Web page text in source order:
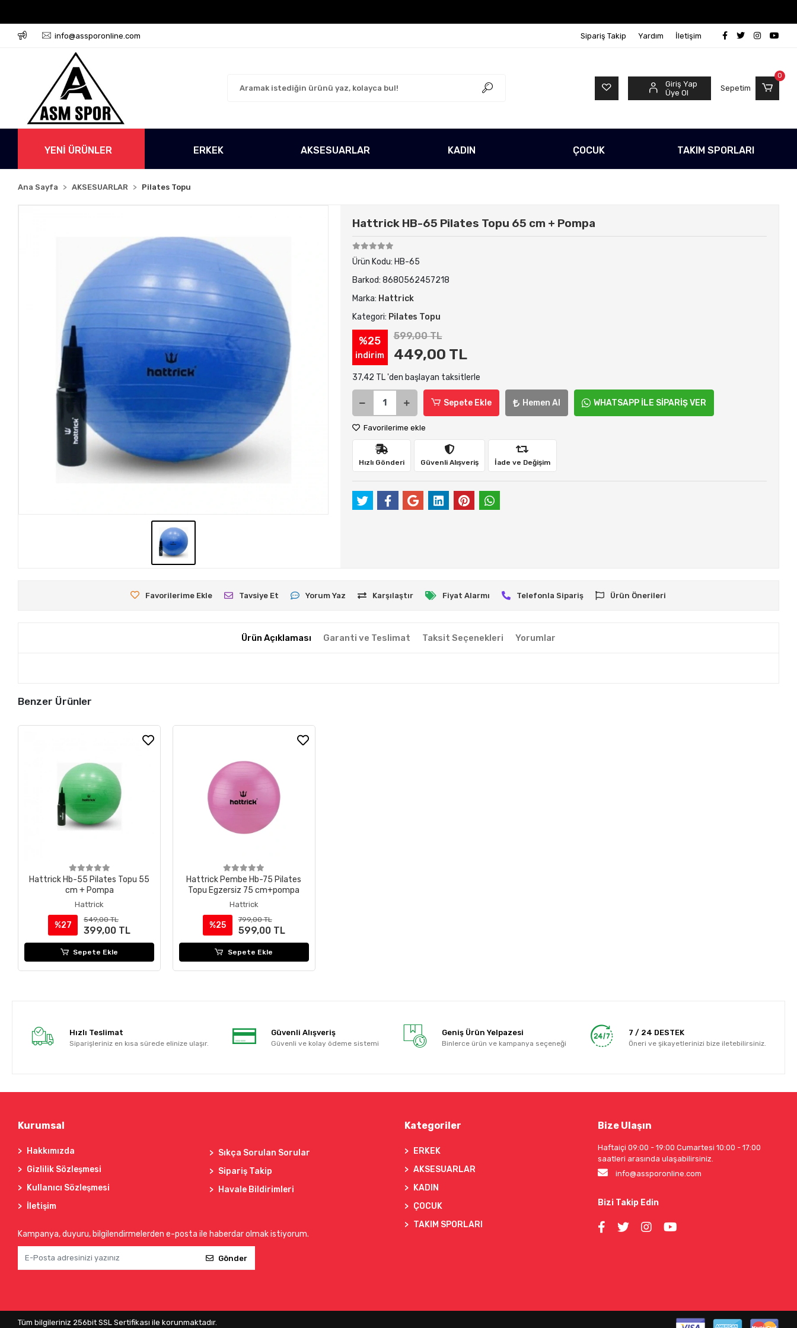
info@assporonline.com Sipariş Takip Yardım İletişim
Giriş Yap
Üye Ol
Sepetim
0
YENİ ÜRÜNLER ERKEK AKSESUARLAR KADIN ÇOCUK TAKIM SPORLARI
Ana Sayfa AKSESUARLAR Pilates Topu
Hattrick HB-65 Pilates Topu 65 cm + Pompa
Ürün Kodu: HB-65
Barkod: 8680562457218
Marka: Hattrick
Kategori: Pilates Topu
%25
indirim
599,00 TL
449,00 TL
37,42 TL 'den başlayan taksitlerle
Sepete Ekle Hemen Al WHATSAPP İLE SİPARİŞ VER
Favorilerime ekle
Hızlı Gönderi Güvenli Alışveriş İade ve Değişim
Favorilerime Ekle Tavsiye Et Yorum Yaz Karşılaştır Fiyat Alarmı Telefonla Sipariş Ürün Önerileri
Ürün Açıklaması Garanti ve Teslimat Taksit Seçenekleri Yorumlar
Benzer Ürünler
Hattrick Hb-55 Pilates Topu 55
cm + Pompa
Hattrick
%27
549,00 TL
399,00 TL
Sepete Ekle
Hattrick Pembe Hb-75 Pilates
Topu Egzersiz 75 cm+pompa
Hattrick
%25
799,00 TL
599,00 TL
Sepete Ekle
Hızlı Teslimat
Siparişleriniz en kısa sürede elinize ulaşır.
Güvenli Alışveriş
Güvenli ve kolay ödeme sistemi
Geniş Ürün Yelpazesi
Binlerce ürün ve kampanya seçeneği
7 / 24 DESTEK
Öneri ve şikayetlerinizi bize iletebilirsiniz.
Kurumsal
Hakkımızda
Gizlilik Sözleşmesi
Kullanıcı Sözleşmesi
İletişim
Sıkça Sorulan Sorular
Sipariş Takip
Havale Bildirimleri
Kampanya, duyuru, bilgilendirmelerden e-posta ile haberdar olmak istiyorum.
Gönder
Kategoriler
ERKEK
AKSESUARLAR
KADIN
ÇOCUK
TAKIM SPORLARI
Bize Ulaşın
Haftaiçi 09:00 - 19:00 Cumartesi 10:00 - 17:00
saatleri arasında ulaşabilirsiniz.
info@assporonline.com
Bizi Takip Edin
Tüm bilgileriniz 256bit SSL Sertifikası ile korunmaktadır.